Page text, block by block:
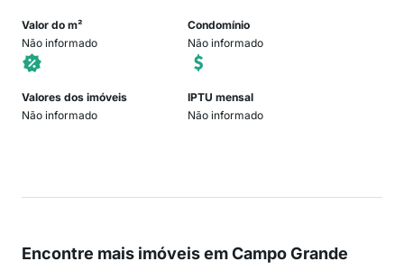
Valor do m²
Não informado
Condomínio
Não informado
Valores dos imóveis
Não informado
IPTU mensal
Não informado
Encontre mais imóveis em Campo Grande